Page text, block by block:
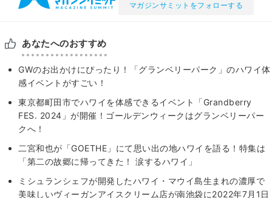
マガジンサミットをフォローする
あなたへのおすすめ
GWのお出かけにぴったり！「グランベリーパーク」のハワイ体
感イベントがすごい！
東京都町田市でハワイを体感できるイベント「Grandberry
FES. 2024」が開催！ゴールデンウィークはグランベリーパー
クへ！
二宮和也が「GOETHE」にて思い出の地ハワイを語る！特集は
「第二の故郷に帰ってきた！ 涙するハワイ」
ミシュランシェフが開発したハワイ・マウイ島生まれの濃厚で
美味しいヴィーガンアイスクリーム店が南池袋に2022年7月1日